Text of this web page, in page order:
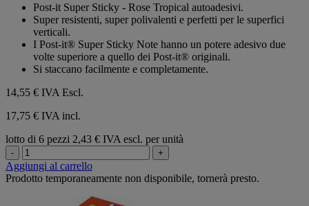
stelle.
Post-it Super Sticky - Rose Tropical autoadesivi.
Super resistenti, super polivalenti e perfetti per le superfici
verticali.
I Post-it® Super Sticky Note hanno un potere adesivo due
volte superiore a quello dei Post-it® originali.
Si staccano facilmente e completamente.
14,55 € IVA Escl.
17,75 € IVA incl.
lotto di 6 pezzi 2,43 € IVA escl. per unità
- +
Aggiungi al carrello
Prodotto temporaneamente non disponibile, tornerà presto.